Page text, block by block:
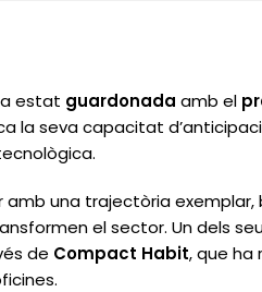
estat guardonada amb el
la seva capacitat
amb una trajectòria
el sector. Un dels
de Compact Habit, que ha